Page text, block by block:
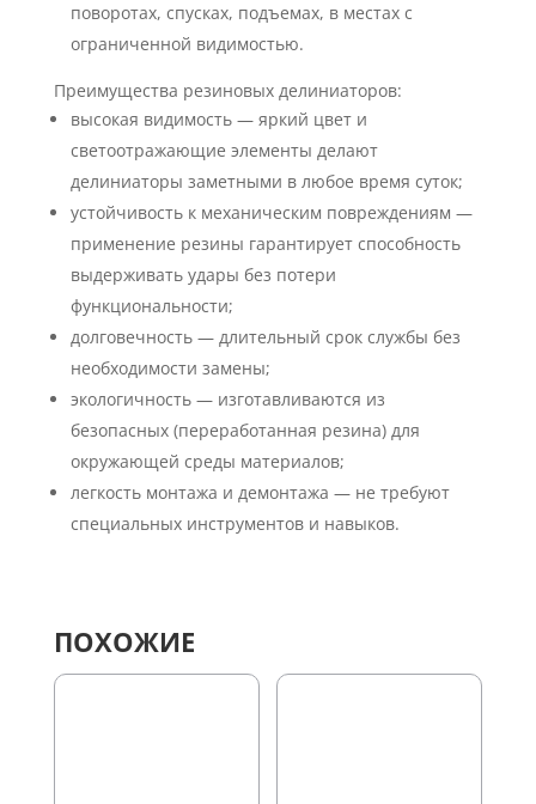
поворотах, спусках, подъемах, в местах с
ограниченной видимостью.
Преимущества резиновых делиниаторов:
высокая видимость — яркий цвет и
светоотражающие элементы делают
делиниаторы заметными в любое время суток;
устойчивость к механическим повреждениям —
применение резины гарантирует способность
выдерживать удары без потери
функциональности;
долговечность — длительный срок службы без
необходимости замены;
экологичность — изготавливаются из
безопасных (переработанная резина) для
окружающей среды материалов;
легкость монтажа и демонтажа — не требуют
специальных инструментов и навыков.
ПОХОЖИЕ